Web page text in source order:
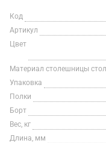
Код
Артикул
Цвет
Материал столешницы
Упаковка
Полки
Борт
Вес, кг
Длина, мм